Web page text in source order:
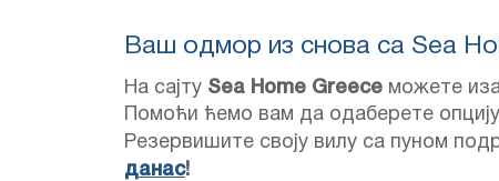
Ваш одмор из снова са Sea
На сајту Sea Home Greece можете
Помоћи ћемо вам да одаберете
Резервишите своју вилу са пуном
данас!